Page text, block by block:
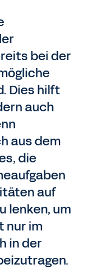
bei der
Dies hilft
auch
aus dem
die
auf
lenken, um
nur im
in der